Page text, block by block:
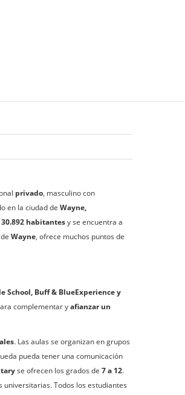
privado, masculino con
en la ciudad de Wayne,
30.892 habitantesy se encuentra a
Wayne, ofrece muchos puntos de
School, Buff & BlueExperience y
complementar yafianzar un
. Las aulas se organizan en grupos
pueda tener una comunicación
se ofrecen los grados de 7 a 12.
Todos los estudiantes